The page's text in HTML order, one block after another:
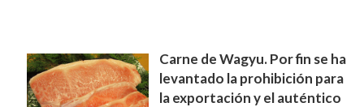
Carne de Wagyu. Por fin se ha
levantado la prohibición para
la exportación y el auténtico